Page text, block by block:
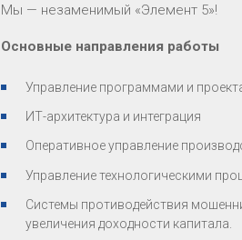
Мы — незаменимый «Элемент 5»!
Основные направления работы
Управление программами и
ИТ-архитектура и интеграция
Оперативное управление
Управление технологическими
Системы противодействия
увеличения доходности капитала.